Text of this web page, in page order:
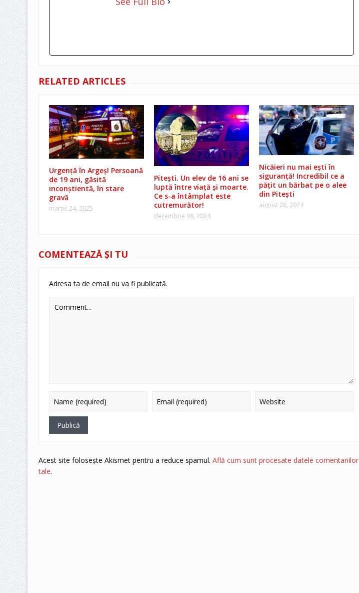
RELATED ARTICLES
Urgență în Argeș! Persoană
de 19 ani, găsită
inconștientă, în stare
gravă
martie 24, 2025
Pitești. Un elev de 16 ani se
luptă între viață și moarte.
Ce s-a întâmplat este
cutremurător!
decembrie 08, 2024
Nicăieri nu mai ești în
siguranță! Incredibil ce a
pățit un bărbat pe o alee
din Pitești
august 28, 2024
COMENTEAZĂ ŞI TU
Adresa ta de email nu va fi publicată.
Acest site folosește Akismet pentru a reduce spamul. Află cum sunt procesate datele comentariilor
tale.